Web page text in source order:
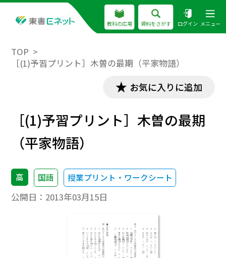
教科の広場 資料をさがす ログイン メニュー
TOP
［(1)予習プリント］木曽の最期（平家物語）
お気に入りに追加
［(1)予習プリント］木曽の最期
（平家物語）
高 国語 授業プリント・ワークシート
公開日： 2013年03月15日